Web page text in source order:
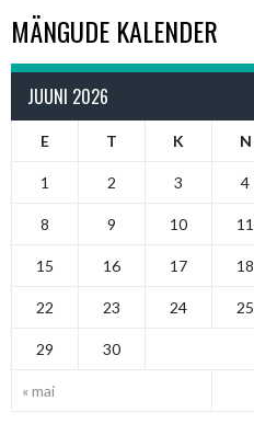
MÄNGUDE KALENDER
JUUNI 2026
E T K N
« mai
1 2 3 4
8 9 10 11
15 16 17 18
22 23 24 25
29 30